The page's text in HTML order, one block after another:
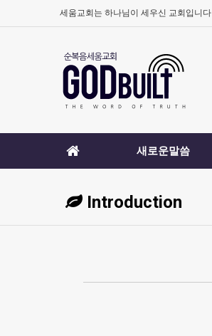
세움교회는 하나님이 세우신 교회입니다
새로운말씀
Introduction